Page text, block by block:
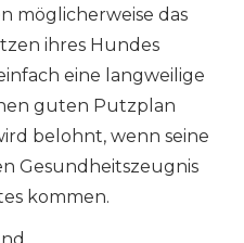
möglicherweise das
ihres Hundes
eine langweilige
guten Putzplan
belohnt, wenn seine
Gesundheitszeugnis
kommen.